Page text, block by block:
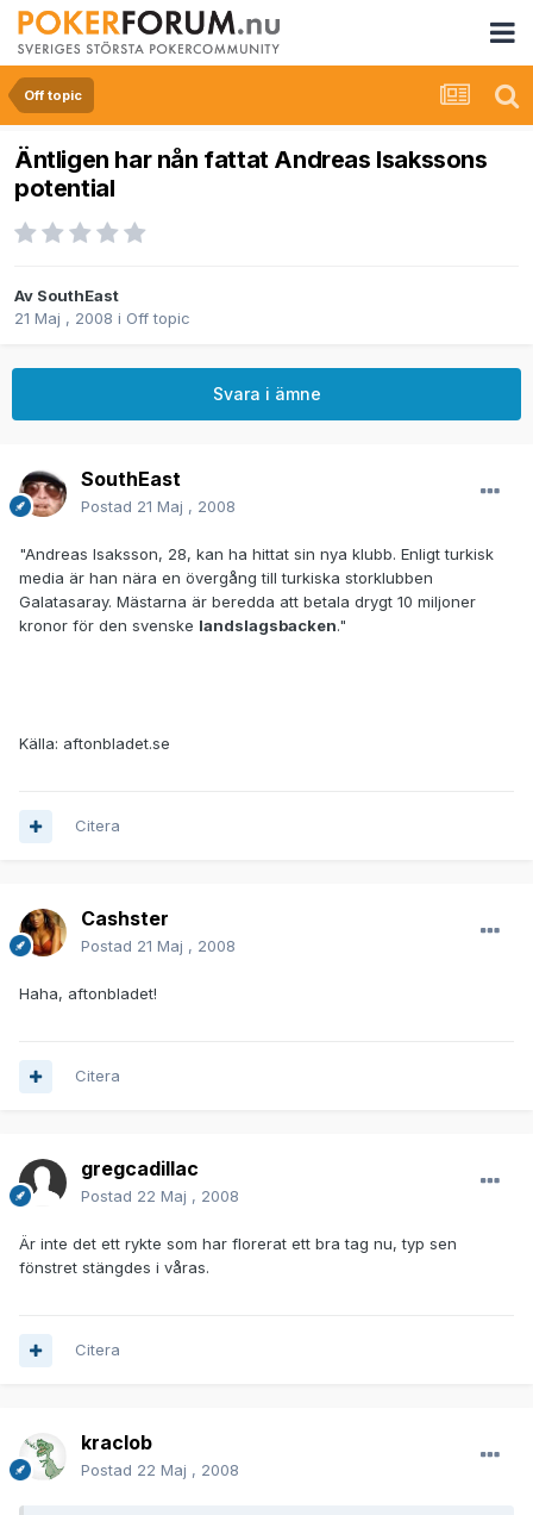
Off topic
Äntligen har nån fattat Andreas Isakssons
potential
Av SouthEast
21 Maj , 2008 i Off topic
Svara i ämne
SouthEast
Postad 21 Maj , 2008
"Andreas Isaksson, 28, kan ha hittat sin nya klubb. Enligt turkisk
media är han nära en övergång till turkiska storklubben
Galatasaray. Mästarna är beredda att betala drygt 10 miljoner
kronor för den svenske landslagsbacken."
Källa: aftonbladet.se
Citera
Cashster
Postad 21 Maj , 2008
Haha, aftonbladet!
Citera
gregcadillac
Postad 22 Maj , 2008
Är inte det ett rykte som har florerat ett bra tag nu, typ sen
fönstret stängdes i våras.
Citera
kraclob
Postad 22 Maj , 2008